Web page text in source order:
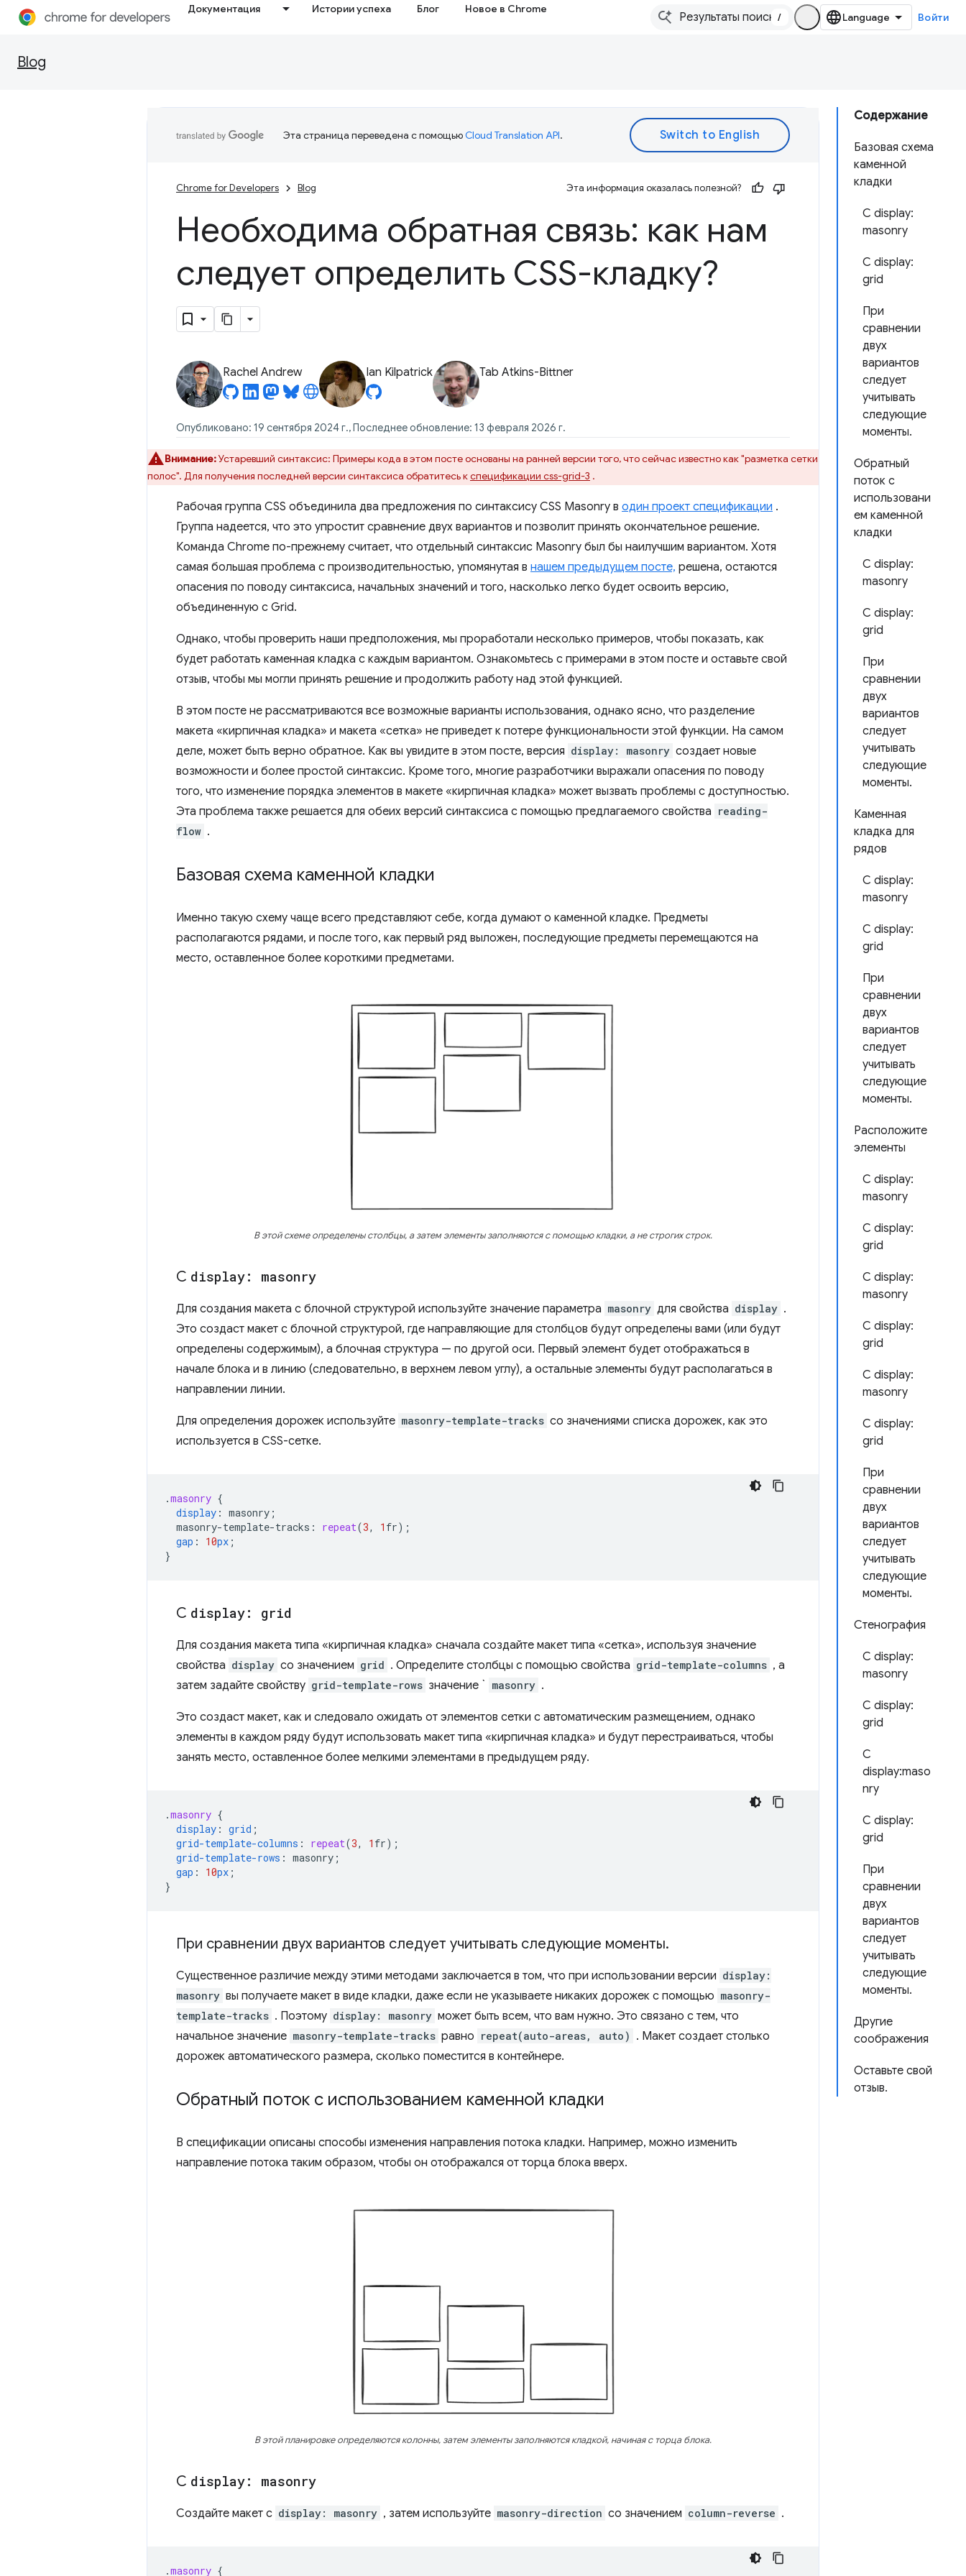
Документация Истории успеха Блог Новое в Chrome
/ Войти
Blog
Содержание
Базовая схема
каменной
кладки
С display:
masonry
С display:
grid
При
сравнении
двух
вариантов
следует
учитывать
следующие
моменты.
Обратный
поток с
использовани
ем каменной
кладки
С display:
masonry
С display:
grid
При
сравнении
двух
вариантов
следует
учитывать
следующие
моменты.
Каменная
кладка для
рядов
С display:
masonry
С display:
grid
При
сравнении
двух
вариантов
следует
учитывать
следующие
моменты.
Расположите
элементы
С display:
masonry
С display:
grid
С display:
masonry
С display:
grid
С display:
masonry
С display:
grid
При
сравнении
двух
вариантов
следует
учитывать
следующие
моменты.
Стенография
С display:
masonry
С display:
grid
С
display:maso
nry
С display:
grid
При
сравнении
двух
вариантов
следует
учитывать
следующие
моменты.
Другие
соображения
Оставьте свой
отзыв.
Эта страница переведена с помощьюCloud Translation API.
Chrome for Developers Blog Эта информация оказалась полезной?
Необходима обратная связь: как нам
следует определить CSS-кладку?
Rachel Andrew Ian Kilpatrick Tab Atkins-Bittner
Опубликовано: 19 сентября 2024 г., Последнее обновление: 13 февраля 2026 г.
Внимание:Устаревший синтаксис: Примеры кода в этом посте основаны на ранней версии того, что сейчас известно как "разметка сетки
полос". Для получения последней версии синтаксиса обратитесь кспецификации css-grid-3 .
Рабочая группа CSS объединила два предложения по синтаксису CSS Masonry в один проект спецификации .
Группа надеется, что это упростит сравнение двух вариантов и позволит принять окончательное решение.
Команда Chrome по-прежнему считает, что отдельный синтаксис Masonry был бы наилучшим вариантом. Хотя
самая большая проблема с производительностью, упомянутая в нашем предыдущем посте, решена, остаются
опасения по поводу синтаксиса, начальных значений и того, насколько легко будет освоить версию,
объединенную с Grid.
Однако, чтобы проверить наши предположения, мы проработали несколько примеров, чтобы показать, как
будет работать каменная кладка с каждым вариантом. Ознакомьтесь с примерами в этом посте и оставьте свой
отзыв, чтобы мы могли принять решение и продолжить работу над этой функцией.
В этом посте не рассматриваются все возможные варианты использования, однако ясно, что разделение
макета «кирпичная кладка» и макета «сетка» не приведет к потере функциональности этой функции. На самом
деле, может быть верно обратное. Как вы увидите в этом посте, версия display: masonry создает новые
возможности и более простой синтаксис. Кроме того, многие разработчики выражали опасения по поводу
того, что изменение порядка элементов в макете «кирпичная кладка» может вызвать проблемы с доступностью.
Эта проблема также решается для обеих версий синтаксиса с помощью предлагаемого свойства reading-
flow .
Базовая схема каменной кладки
Именно такую ​​схему чаще всего представляют себе, когда думают о каменной кладке. Предметы
располагаются рядами, и после того, как первый ряд выложен, последующие предметы перемещаются на
место, оставленное более короткими предметами.
В этой схеме определены столбцы, а затем элементы заполняются с помощью кладки, а не строгих строк.
С display: masonry
Для создания макета с блочной структурой используйте значение параметра masonry для свойства display .
Это создаст макет с блочной структурой, где направляющие для столбцов будут определены вами (или будут
определены содержимым), а блочная структура — по другой оси. Первый элемент будет отображаться в
начале блока и в линию (следовательно, в верхнем левом углу), а остальные элементы будут располагаться в
направлении линии.
Для определения дорожек используйте masonry-template-tracks со значениями списка дорожек, как это
используется в CSS-сетке.
.masonry {
display : masonry ;
masonry-template-tracks : repeat(3, 1 fr);
gap : 10px ;
}
С display: grid
Для создания макета типа «кирпичная кладка» сначала создайте макет типа «сетка», используя значение
свойства display со значением grid . Определите столбцы с помощью свойства grid-template-columns , а
затем задайте свойству grid-template-rows значение ` masonry .
Это создаст макет, как и следовало ожидать от элементов сетки с автоматическим размещением, однако
элементы в каждом ряду будут использовать макет типа «кирпичная кладка» и будут перестраиваться, чтобы
занять место, оставленное более мелкими элементами в предыдущем ряду.
.masonry {
display : grid ;
grid-template-columns : repeat(3, 1 fr);
grid-template-rows : masonry ;
gap : 10px ;
}
При сравнении двух вариантов следует учитывать следующие моменты.
Существенное различие между этими методами заключается в том, что при использовании версии display:
masonry вы получаете макет в виде кладки, даже если не указываете никаких дорожек с помощью masonry-
template-tracks . Поэтому display: masonry может быть всем, что вам нужно. Это связано с тем, что
начальное значение masonry-template-tracks равно repeat(auto-areas, auto) . Макет создает столько
дорожек автоматического размера, сколько поместится в контейнере.
Обратный поток с использованием каменной кладки
В спецификации описаны способы изменения направления потока кладки. Например, можно изменить
направление потока таким образом, чтобы он отображался от торца блока вверх.
В этой планировке определяются колонны, затем элементы заполняются кладкой, начиная с торца блока.
С display: masonry
Создайте макет с display: masonry , затем используйте masonry-direction со значением column-reverse .
.masonry {